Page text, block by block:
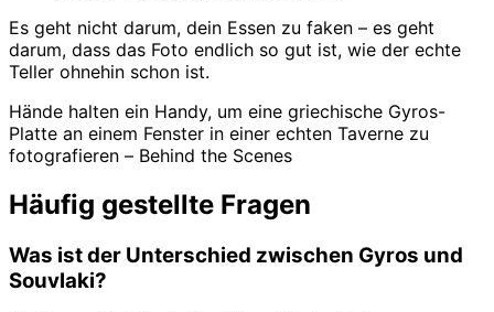
Es geht nicht darum, dein Essen zu faken – es geht
darum, dass das Foto endlich so gut ist, wie der echte
Teller ohnehin schon ist.
Hände halten ein Handy, um eine griechische Gyros-
Platte an einem Fenster in einer echten Taverne zu
fotografieren – Behind the Scenes
Häufig gestellte Fragen
Was ist der Unterschied zwischen Gyros und
Souvlaki?